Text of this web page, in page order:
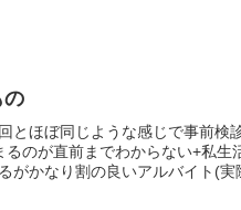
の
とほぼ同じような感じで事前検
のが直前までわからない+私生
がかなり割の良いアルバイト(実